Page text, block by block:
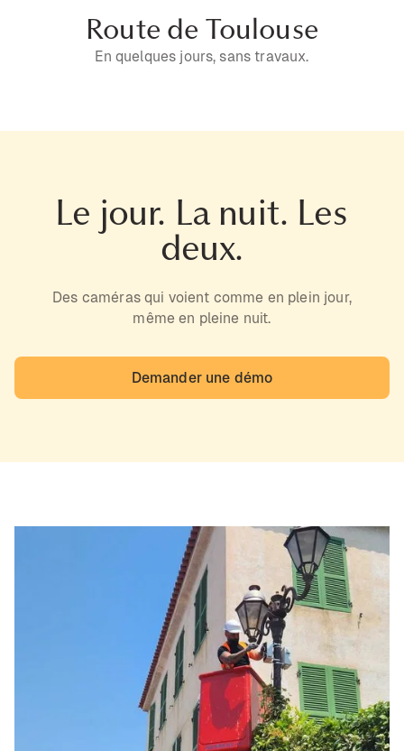
Route de Toulouse
En quelques jours, sans travaux.
Le jour. La nuit. Les
deux.
Des caméras qui voient comme en plein jour,
même en pleine nuit.
Demander une démo